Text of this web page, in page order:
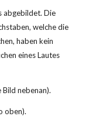
abgebildet. Die
welche die
haben kein
eines Lautes
nebenan).
oben).